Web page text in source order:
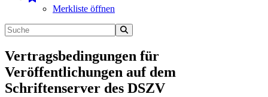
Merkliste öffnen
Vertragsbedingungen für
Veröffentlichungen auf dem
Schriftenserver des DSZV